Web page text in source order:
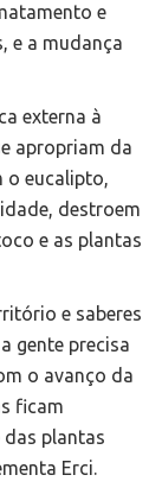
e
e a mudança
externa à
apropriam da
o eucalipto,
destroem
e as plantas
e saberes
gente precisa
o avanço da
ficam
das plantas
Erci.